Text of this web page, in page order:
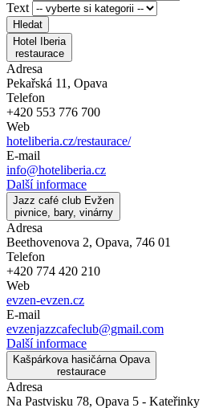
Text
Hledat
Hotel Iberia
restaurace
Adresa
Pekařská 11, Opava
Telefon
+420 553 776 700
Web
hoteliberia.cz/restaurace/
E-mail
info@hoteliberia.cz
Další informace
Jazz café club Evžen
pivnice, bary, vinárny
Adresa
Beethovenova 2, Opava, 746 01
Telefon
+420 774 420 210
Web
evzen-evzen.cz
E-mail
evzenjazzcafeclub@gmail.com
Další informace
Kašpárkova hasičárna Opava
restaurace
Adresa
Na Pastvisku 78, Opava 5 - Kateřinky